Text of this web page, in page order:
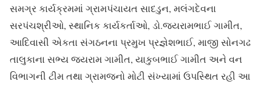
સમગ્ર કાર્યક્રમમાં ગ્રામપંચાયત સાદડુન, મલંગદેવના
સરપંચશ્રીઓ, સ્થાનિક કાર્યકર્તાઓ, ડો.જયરામભાઈ ગામીત,
આદિવાસી એકતા સંગઠનના પ્રમુખ પ્રજ્ઞેશભાઈ, માજી સોનગઢ
તાલુકાના સભ્ય જયરામ ગામીત, યાકુબભાઈ ગામીત અને વન
વિભાગની ટીમ તથા ગ્રામજનો મોટી સંખ્યામાં ઉપસ્થિત રહી આ